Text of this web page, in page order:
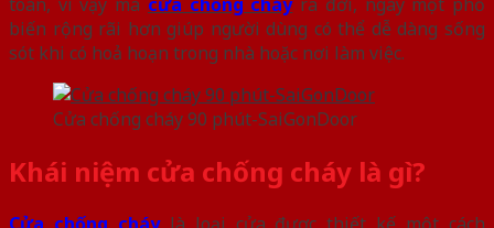
biến rộng rãi hơn giúp người dùng có thể dễ dàng sống
sót khi có hoả hoạn trong nhà hoặc nơi làm việc.
Cửa chống cháy 90 phút-SaiGonDoor
Khái niệm cửa chống cháy là gì?
Cửa chống cháylà loại cửa được thiết kế một cách